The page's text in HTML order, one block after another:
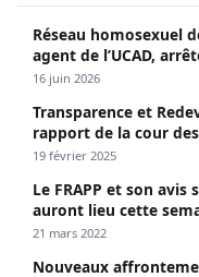
Réseau homosexuel
agent de l’UCAD,
propagé le VIH depuis
16 juin 2026
Transparence et
rapport de la cour
19 février 2025
Le FRAPP et son
auront lieu cette
21 mars 2022
Nouveaux